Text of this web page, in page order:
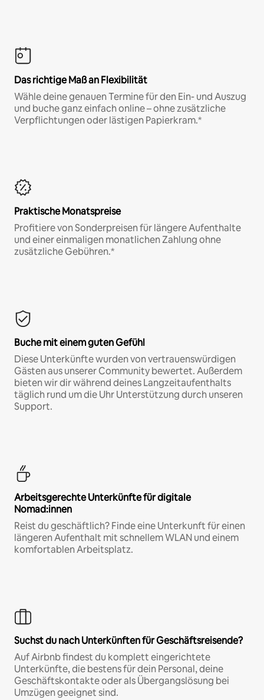
Das richtige Maß an Flexibilität
Wähle deine genauen Termine für den Ein- und Auszug
und buche ganz einfach online – ohne zusätzliche
Verpflichtungen oder lästigen Papierkram.*
Praktische Monatspreise
Profitiere von Sonderpreisen für längere Aufenthalte
und einer einmaligen monatlichen Zahlung ohne
zusätzliche Gebühren.*
Buche mit einem guten Gefühl
Diese Unterkünfte wurden von vertrauenswürdigen
Gästen aus unserer Community bewertet. Außerdem
bieten wir dir während deines Langzeitaufenthalts
täglich rund um die Uhr Unterstützung durch unseren
Support.
Arbeitsgerechte Unterkünfte für digitale
Nomad:innen
Reist du geschäftlich? Finde eine Unterkunft für einen
längeren Aufenthalt mit schnellem WLAN und einem
komfortablen Arbeitsplatz.
Suchst du nach Unterkünften für Geschäftsreisende?
Auf Airbnb findest du komplett eingerichtete
Unterkünfte, die bestens für dein Personal, deine
Geschäftskontakte oder als Übergangslösung bei
Umzügen geeignet sind.